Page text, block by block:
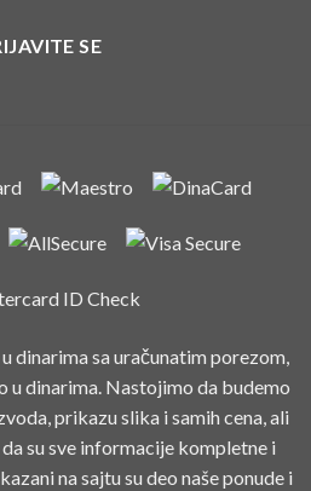
dinarima sa uračunatim porezom,
u dinarima. Nastojimo da budemo
prikazu slika i samih cena, ali
su sve informacije kompletne i
na sajtu su deo naše ponude i